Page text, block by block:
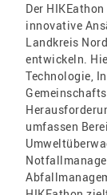
Der
innovative
Landkreis
entwickeln.
Technologie,
umfassen